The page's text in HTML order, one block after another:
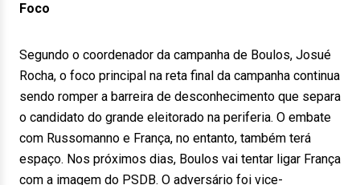
Foco
Segundo o coordenador da campanha de Boulos, Josué
Rocha, o foco principal na reta final da campanha continua
sendo romper a barreira de desconhecimento que separa
o candidato do grande eleitorado na periferia. O embate
com Russomanno e França, no entanto, também terá
espaço. Nos próximos dias, Boulos vai tentar ligar França
com a imagem do PSDB. O adversário foi vice-